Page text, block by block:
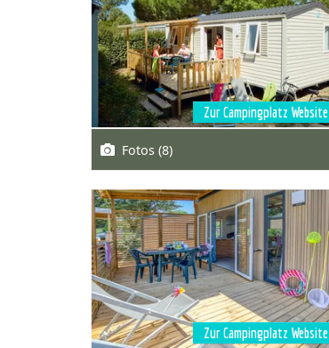
Zur Campingplatz Website
Fotos (8)
Zur Campingplatz Website